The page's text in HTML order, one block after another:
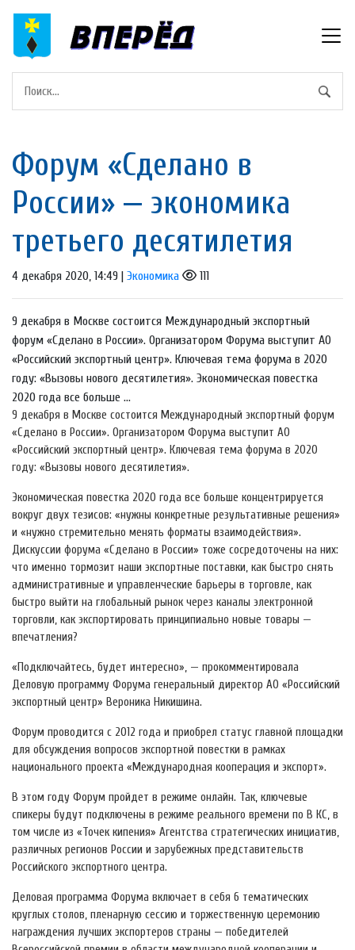
Форум «Сделано в
России» — экономика
третьего десятилетия
4 декабря 2020, 14:49 | Экономика 111
9 декабря в Москве состоится Международный экспортный
форум «Сделано в России». Организатором Форума выступит АО
«Российский экспортный центр». Ключевая тема форума в 2020
году: «Вызовы нового десятилетия». Экономическая повестка
2020 года все больше ...
9 декабря в Москве состоится Международный экспортный форум
«Сделано в России». Организатором Форума выступит АО
«Российский экспортный центр». Ключевая тема форума в 2020
году: «Вызовы нового десятилетия».
Экономическая повестка 2020 года все больше концентрируется
вокруг двух тезисов: «нужны конкретные результативные решения»
и «нужно стремительно менять форматы взаимодействия».
Дискуссии форума «Сделано в России» тоже сосредоточены на них:
что именно тормозит наши экспортные поставки, как быстро снять
административные и управленческие барьеры в торговле, как
быстро выйти на глобальный рынок через каналы электронной
торговли, как экспортировать принципиально новые товары —
впечатления?
«Подключайтесь, будет интересно», — прокомментировала
Деловую программу Форума генеральный директор АО «Российский
экспортный центр» Вероника Никишина.
Форум проводится с 2012 года и приобрел статус главной площадки
для обсуждения вопросов экспортной повестки в рамках
национального проекта «Международная кооперация и экспорт».
В этом году Форум пройдет в режиме онлайн. Так, ключевые
спикеры будут подключены в режиме реального времени по В КС, в
том числе из «Точек кипения» Агентства стратегических инициатив,
различных регионов России и зарубежных представительств
Российского экспортного центра.
Деловая программа Форума включает в себя 6 тематических
круглых столов, пленарную сессию и торжественную церемонию
награждения лучших экспортеров страны — победителей